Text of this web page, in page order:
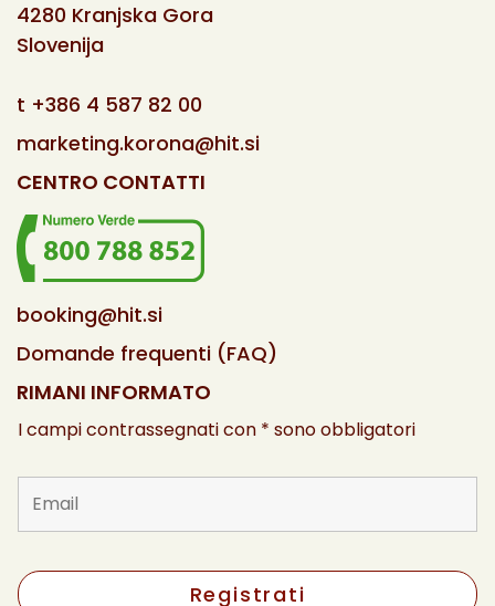
4280 Kranjska Gora
Slovenija
t +386 4 587 82 00
marketing.korona@hit.si
CENTRO CONTATTI
booking@hit.si
Domande frequenti (FAQ)
RIMANI INFORMATO
I campi contrassegnati con * sono obbligatori